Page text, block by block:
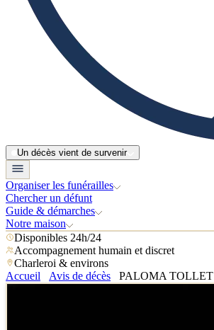
Un décès vient de survenir
Organiser les funérailles
Chercher un défunt
Guide & démarches
Notre maison
Disponibles 24h/24
Accompagnement humain et discret
Charleroi & environs
Accueil
Avis de décès PALOMA TOLLET